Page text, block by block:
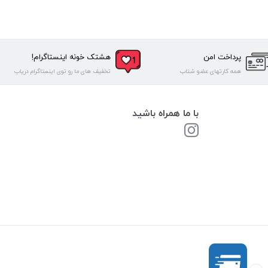
پرداخت امن
همه کارتهای عضو شتاب
هشتک خونه اینستاگرام!
تخفیف های ما رو توی اینستاگرام دریاب
با ما همراه باشید